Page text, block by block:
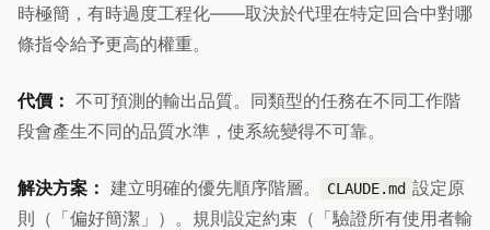
時極簡，有時過度工程化——取決於代理在特定回合中對哪
條指令給予更高的權重。
代價： 不可預測的輸出品質。同類型的任務在不同工作階
段會產生不同的品質水準，使系統變得不可靠。
解決方案： 建立明確的優先順序階層。 CLAUDE.md 設定原
則（「偏好簡潔」）。規則設定約束（「驗證所有使用者輸